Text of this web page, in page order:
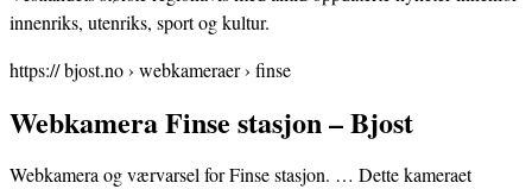
innenriks, utenriks, sport og kultur.
https:// bjost.no › webkameraer › finse
Webkamera Finse stasjon – Bjost
Webkamera og værvarsel for Finse stasjon. … Dette kameraet